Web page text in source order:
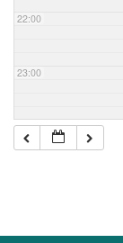
22:00
23:00